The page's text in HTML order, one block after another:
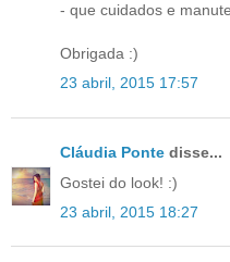
- que cuidados e
Obrigada :)
23 abril, 2015 17:57
Cláudia Ponte disse...
Gostei do look! :)
23 abril, 2015 18:27